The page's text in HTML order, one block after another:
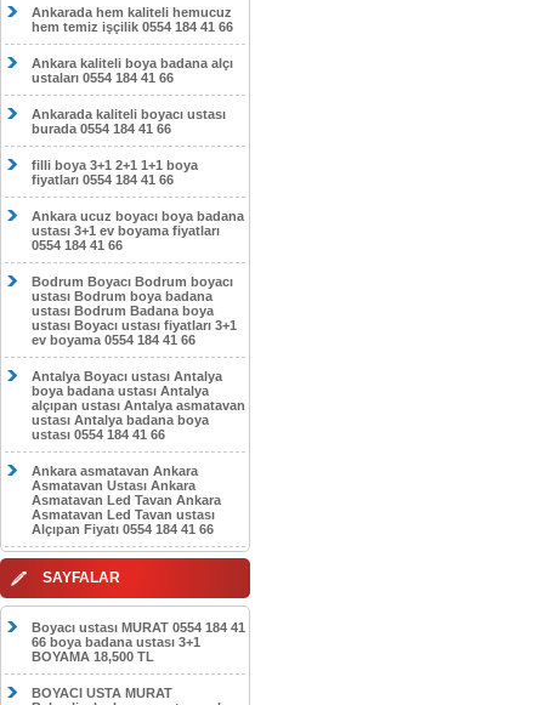
Ankarada hem kaliteli hemucuz
hem temiz işçilik 0554 184 41 66
Ankara kaliteli boya badana alçı
ustaları 0554 184 41 66
Ankarada kaliteli boyacı ustası
burada 0554 184 41 66
filli boya 3+1 2+1 1+1 boya
fiyatları 0554 184 41 66
Ankara ucuz boyacı boya badana
ustası 3+1 ev boyama fiyatları
0554 184 41 66
Bodrum Boyacı Bodrum boyacı
ustası Bodrum boya badana
ustası Bodrum Badana boya
ustası Boyacı ustası fiyatları 3+1
ev boyama 0554 184 41 66
Antalya Boyacı ustası Antalya
boya badana ustası Antalya
alçıpan ustası Antalya asmatavan
ustası Antalya badana boya
ustası 0554 184 41 66
Ankara asmatavan Ankara
Asmatavan Ustası Ankara
Asmatavan Led Tavan Ankara
Asmatavan Led Tavan ustası
Alçıpan Fiyatı 0554 184 41 66
SAYFALAR
Boyacı ustası MURAT 0554 184 41
66 boya badana ustası 3+1
BOYAMA 18,500 TL
BOYACI USTA MURAT